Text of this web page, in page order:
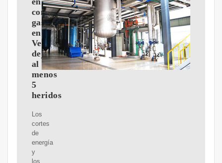
complejo
gasífero
en
Venezuela
deja
al
menos
5
heridos
Los
cortes
de
energía
y
los